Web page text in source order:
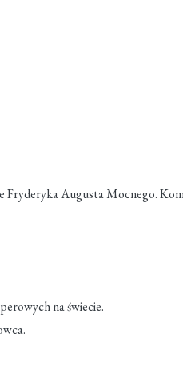
Fryderyka Augusta Mocnego.
na świecie.